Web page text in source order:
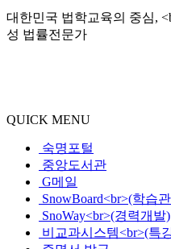
대한민국 법학교육의 중심,
성 법률전문가
QUICK MENU
숙명포털
중앙도서관
G메일
SnowBoard<br>(학습
SnoWay<br>(경력개발)
비교과시스템<br>(특